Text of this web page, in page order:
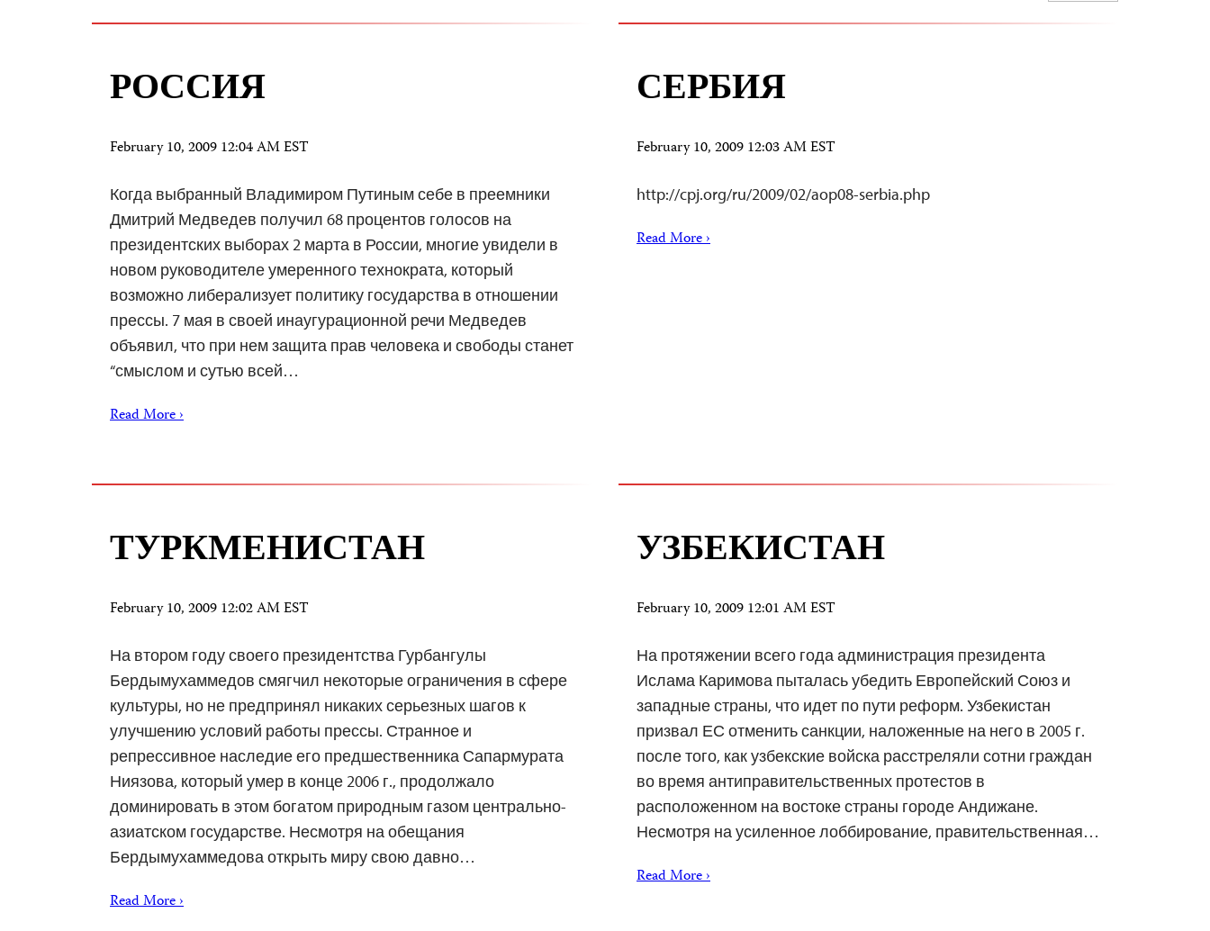
РОССИЯ
February 10, 2009 12:04 AM EST
Когда выбранный Владимиром Путиным себе в преемники
Дмитрий Медведев получил 68 процентов голосов на
президентских выборах 2 марта в России, многие увидели в
новом руководителе умеренного технократа, который
возможно либерализует политику государства в отношении
прессы. 7 мая в своей инаугурационной речи Медведев
объявил, что при нем защита прав человека и свободы станет
“смыслом и сутью всей…
Read More ›
СЕРБИЯ
February 10, 2009 12:03 AM EST
http://cpj.org/ru/2009/02/aop08-serbia.php
Read More ›
ТУРКМЕНИСТАН
February 10, 2009 12:02 AM EST
На втором году своего президентства Гурбангулы
Бердымухаммедов смягчил некоторые ограничения в сфере
культуры, но не предпринял никаких серьезных шагов к
улучшению условий работы прессы. Странное и
репрессивное наследие его предшественника Сапармурата
Ниязова, который умер в конце 2006 г., продолжало
доминировать в этом богатом природным газом центрально-
азиатском государстве. Несмотря на обещания
Бердымухаммедова открыть миру свою давно…
Read More ›
УЗБЕКИСТАН
February 10, 2009 12:01 AM EST
На протяжении всего года администрация президента
Ислама Каримова пыталась убедить Европейский Союз и
западные страны, что идет по пути реформ. Узбекистан
призвал ЕС отменить санкции, наложенные на него в 2005 г.
после того, как узбекские войска расстреляли сотни граждан
во время антиправительственных протестов в
расположенном на востоке страны городе Андижане.
Несмотря на усиленное лоббирование, правительственная…
Read More ›